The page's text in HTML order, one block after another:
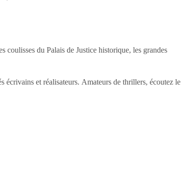
coulisses du Palais de Justice historique, les grandes
écrivains et réalisateurs. Amateurs de thrillers, écoutez le